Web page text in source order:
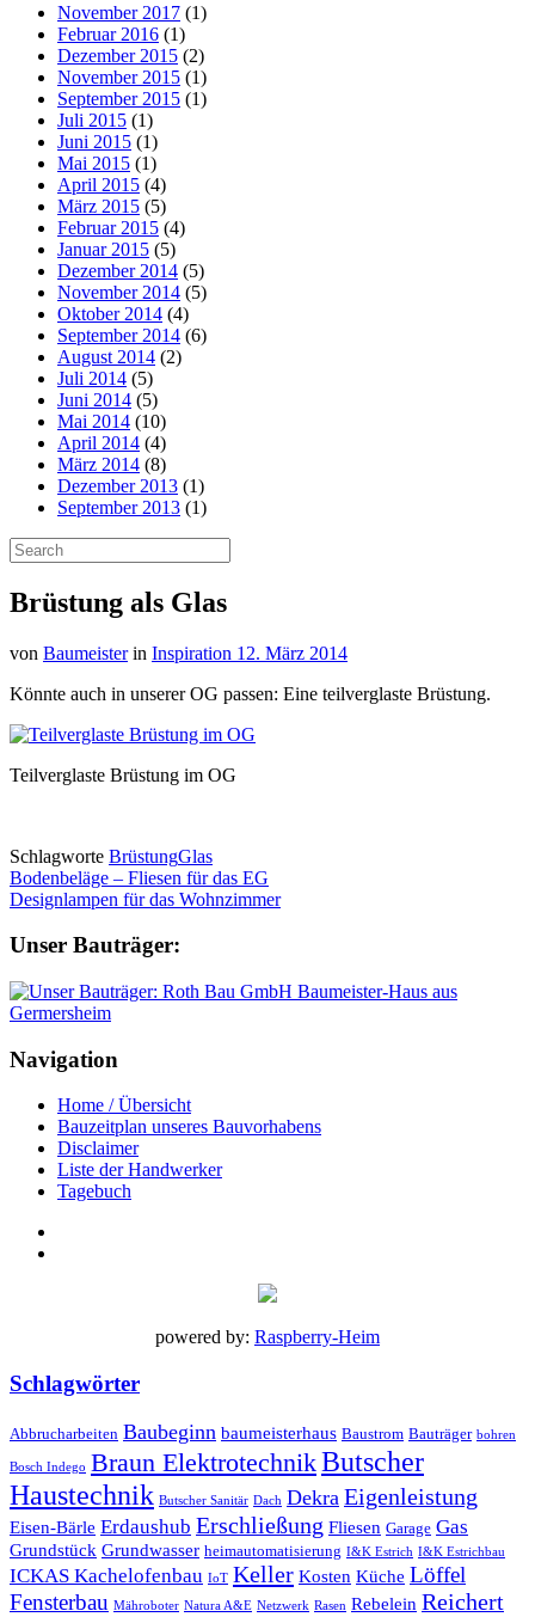
November 2017 (1)
Februar 2016 (1)
Dezember 2015 (2)
November 2015 (1)
September 2015 (1)
Juli 2015 (1)
Juni 2015 (1)
Mai 2015 (1)
April 2015 (4)
März 2015 (5)
Februar 2015 (4)
Januar 2015 (5)
Dezember 2014 (5)
November 2014 (5)
Oktober 2014 (4)
September 2014 (6)
August 2014 (2)
Juli 2014 (5)
Juni 2014 (5)
Mai 2014 (10)
April 2014 (4)
März 2014 (8)
Dezember 2013 (1)
September 2013 (1)
Brüstung als Glas
von Baumeisterin Inspiration 12. März 2014
Könnte auch in unserer OG passen: Eine teilverglaste Brüstung.
Teilverglaste Brüstung im OG
Schlagworte BrüstungGlas
Bodenbeläge – Fliesen für das EG
Designlampen für das Wohnzimmer
Unser Bauträger:
Navigation
Home / Übersicht
Bauzeitplan unseres Bauvorhabens
Disclaimer
Liste der Handwerker
Tagebuch
powered by: Raspberry-Heim
Schlagwörter
Abbrucharbeiten Baubeginn baumeisterhaus Baustrom Bauträger bohren
Bosch Indego Braun ElektrotechnikButscher
Haustechnik Butscher Sanitär Dach Dekra Eigenleistung
Eisen-Bärle Erdaushub Erschließung Fliesen Garage Gas
Grundstück Grundwasser heimautomatisierung I&K Estrich I&K Estrichbau
ICKAS Kachelofenbau IoT Keller Kosten Küche Löffel
Fensterbau Mähroboter Natura A&E Netzwerk Rasen Rebelein Reichert